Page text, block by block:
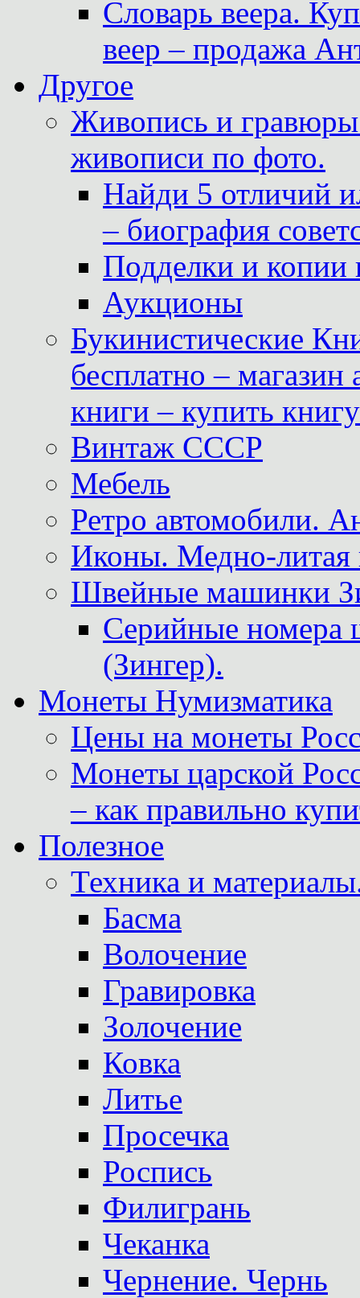
Словарь веера.
веер – продажа
Другое
Живопись и
живописи по фото.
Найди 5 отличий
– биография
Подделки и копии
Аукционы
Букинистические
бесплатно –
книги – купить
Винтаж СССР
Мебель
Ретро автомобили.
Иконы. Медно-литая
Швейные машинки
Серийные
(Зингер).
Монеты Нумизматика
Цены на монеты
Монеты царской
– как правильно
Полезное
Техника и
Басма
Волочение
Гравировка
Золочение
Ковка
Литье
Просечка
Роспись
Филигрань
Чеканка
Чернение. Чернь